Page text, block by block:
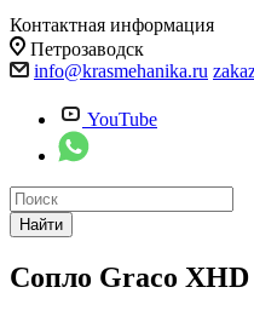
Контактная информация
Петрозаводск
info@krasmehanika.ru
YouTube
Найти
Сопло Graco XHD